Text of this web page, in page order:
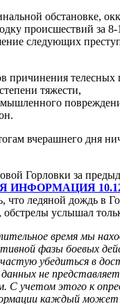
обстановке,
происшествий за 8-
следующих
причинения телесных
тяжести,
вчерашнего дня
Горловки за
ИНФОРМАЦИЯ
что ледяной дождь в
обстрелы услышал
время мы
фазы боевых
убедиться в
не
С учетом этого к
каждый может